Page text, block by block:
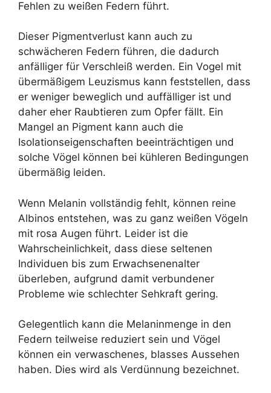
Fehlen zu weißen Federn führt.
Dieser Pigmentverlust kann auch zu
schwächeren Federn führen, die dadurch
anfälliger für Verschleiß werden. Ein Vogel mit
übermäßigem Leuzismus kann feststellen, dass
er weniger beweglich und auffälliger ist und
daher eher Raubtieren zum Opfer fällt. Ein
Mangel an Pigment kann auch die
Isolationseigenschaften beeinträchtigen und
solche Vögel können bei kühleren Bedingungen
übermäßig leiden.
Wenn Melanin vollständig fehlt, können reine
Albinos entstehen, was zu ganz weißen Vögeln
mit rosa Augen führt. Leider ist die
Wahrscheinlichkeit, dass diese seltenen
Individuen bis zum Erwachsenenalter
überleben, aufgrund damit verbundener
Probleme wie schlechter Sehkraft gering.
Gelegentlich kann die Melaninmenge in den
Federn teilweise reduziert sein und Vögel
können ein verwaschenes, blasses Aussehen
haben. Dies wird als Verdünnung bezeichnet.